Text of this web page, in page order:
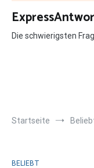
Zum
Inhalt
springen
Die schwierigsten
Startseite
BELIEBT